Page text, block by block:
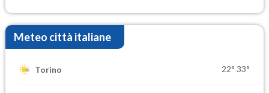
Meteo città italiane
Torino 22° 33°